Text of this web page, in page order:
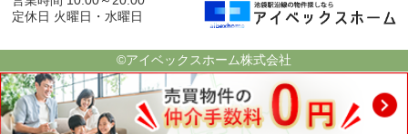
定休日 火曜日・水曜日
©アイベックスホーム株式会社